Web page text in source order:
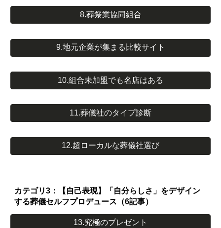
8.葬祭業協同組合
9.地元企業が集まる比較サイト
10.組合未加盟でも名店はある
11.葬儀社のタイプ診断
12.超ローカルな葬儀社選び
カテゴリ3：【自己表現】「自分らしさ」をデザイン
する葬儀セルフプロデュース（6記事）
13.究極のプレゼント